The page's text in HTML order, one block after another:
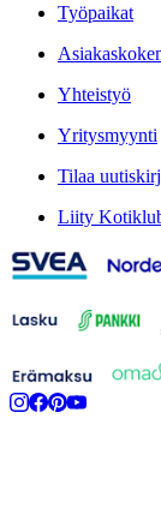
Työpaikat
Yhteistyö
Yritysmyynti
Tilaa
Liity